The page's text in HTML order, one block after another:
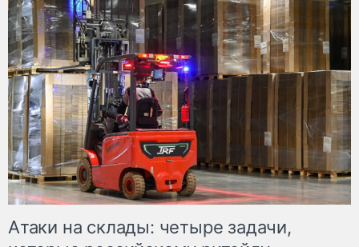
Атаки на склады: четыре задачи,